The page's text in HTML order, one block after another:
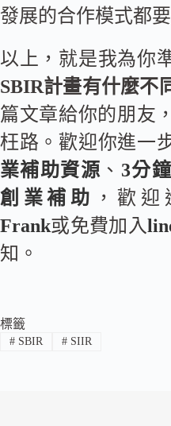
發展的合作模式都
以上，就是我為你
SBIR計畫有什麼不
篇文章給你的朋友
枉路。歡迎你進一
業補助資源 、 3分
創業補助 ，歡
Frank或免費加入
知。
標籤
#SBIR #SIIR